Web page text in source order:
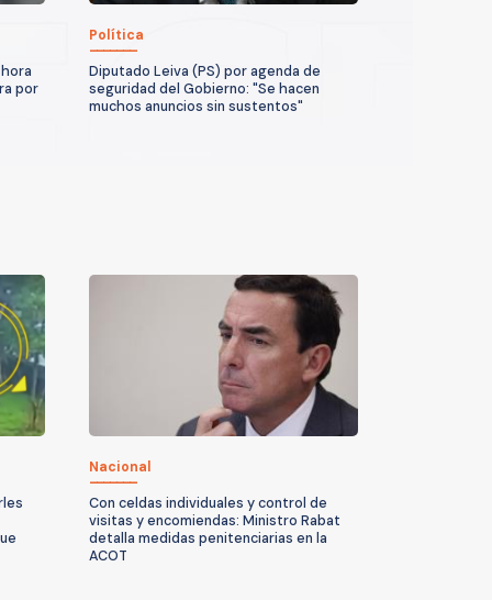
por
Política
Diputado Leiva (PS) por agenda de
seguridad del Gobierno: "Se hacen
muchos anuncios sin sustentos"
Nacional
Con celdas individuales y control de
visitas y encomiendas: Ministro Rabat
detalla medidas penitenciarias en la
ACOT